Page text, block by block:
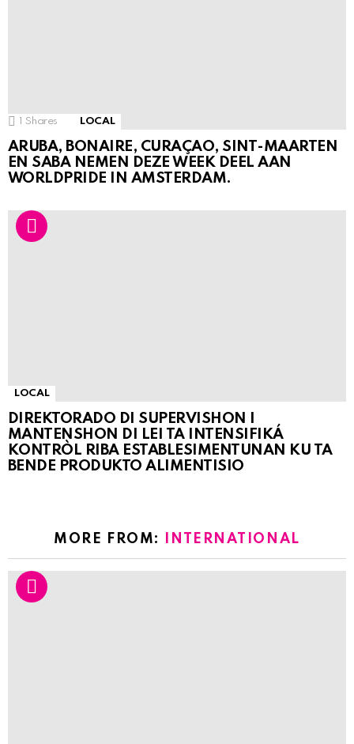
Shares LOCAL
ARUBA, BONAIRE, CURAÇAO, SINT-MAARTEN
EN SABA NEMEN DEZE WEEK DEEL AAN
WORLDPRIDE IN AMSTERDAM.
LOCAL
DIREKTORADO DI SUPERVISHON I
MANTENSHON DI LEI TA INTENSIFIKÁ
KONTRÒL RIBA ESTABLESIMENTUNAN KU TA
BENDE PRODUKTO ALIMENTISIO
MORE FROM: INTERNATIONAL